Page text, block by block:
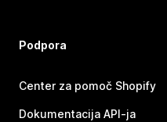
Podpora
Center za pomoč Shopify
Dokumentacija API-ja